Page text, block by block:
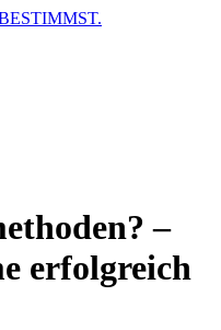
–
erfolgreich